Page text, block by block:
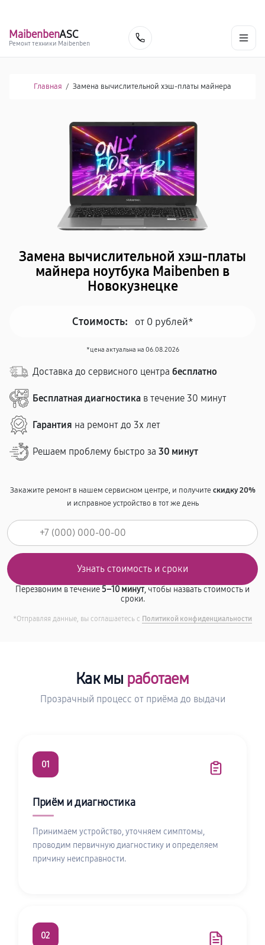
MaibenbenASC
Ремонт техники Maibenben
Главная / Замена вычислительной хэш-платы майнера
Замена вычислительной хэш-платы
майнера ноутбука Maibenben в
Новокузнецке
Стоимость: от 0 рублей*
*цена актуальна на 06.08.2026
Доставка до сервисного центра бесплатно
Бесплатная диагностика в течение 30 минут
Гарантия на ремонт до 3х лет
Решаем проблему быстро за 30 минут
Закажите ремонт в нашем сервисном центре, и получитескидку 20%
и исправное устройство в тот же день
Перезвоним в течение5–10 минут, чтобы назвать стоимость и
сроки.
*Отправляя данные, вы соглашаетесь с Политикой конфиденциальности
Как мы работаем
Прозрачный процесс от приёма до выдачи
01
Приём и диагностика
Принимаем устройство, уточняем симптомы,
проводим первичную диагностику и определяем
причину неисправности.
02